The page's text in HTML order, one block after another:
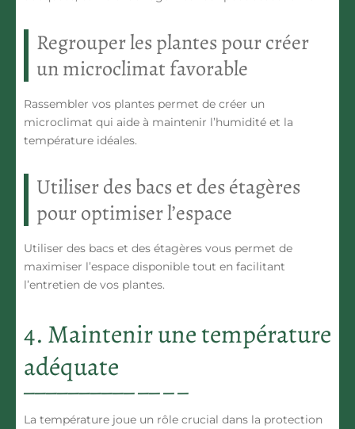
Regrouper les plantes pour créer
un microclimat favorable
Rassembler vos plantes permet de créer un
microclimat qui aide à maintenir l’humidité et la
température idéales.
Utiliser des bacs et des étagères
pour optimiser l’espace
Utiliser des bacs et des étagères vous permet de
maximiser l’espace disponible tout en facilitant
l’entretien de vos plantes.
4. Maintenir une température
adéquate
La température joue un rôle crucial dans la protection